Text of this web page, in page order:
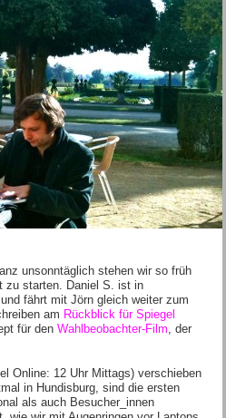
unsonntäglich stehen wir so früh
zu starten. Daniel S. ist in
fährt mit Jörn gleich weiter zum
am Rückblick für Spiegel
für den Wahlbeobachter-Film, der
Online: 12 Uhr Mittags) verschieben
in Hundisburg, sind die ersten
als auch Besucher_innen